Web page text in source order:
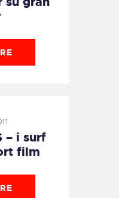
– i surf
film